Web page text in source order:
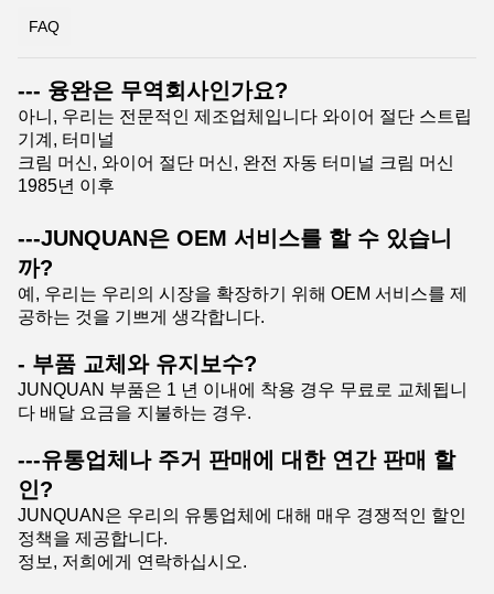
FAQ
--- 융완은 무역회사인가요?
아니, 우리는 전문적인 제조업체입니다 와이어 절단 스트립
기계, 터미널
크림 머신, 와이어 절단 머신, 완전 자동 터미널 크림 머신
1985년 이후
---JUNQUAN은 OEM 서비스를 할 수 있습니
까?
예, 우리는 우리의 시장을 확장하기 위해 OEM 서비스를 제
공하는 것을 기쁘게 생각합니다.
- 부품 교체와 유지보수?
JUNQUAN 부품은 1 년 이내에 착용 경우 무료로 교체됩니
다 배달 요금을 지불하는 경우.
---유통업체나 주거 판매에 대한 연간 판매 할
인?
JUNQUAN은 우리의 유통업체에 대해 매우 경쟁적인 할인
정책을 제공합니다.
정보, 저희에게 연락하십시오.